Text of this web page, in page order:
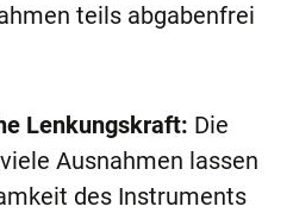
teils abgabenfrei
Lenkungskraft: Die
Ausnahmen lassen
des Instruments